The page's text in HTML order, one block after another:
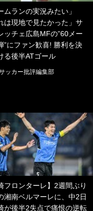
ムランの実況みたい」
は現地で見たかった」サ
ッチェ広島MFの”60メー
”にファン歓喜! 勝利を決
る後半ATゴール
ッカー批評編集部
フロンターレ】2週間ぶり
湘南ベルマーレに、中2日
が後半2失点で痛恨の逆転